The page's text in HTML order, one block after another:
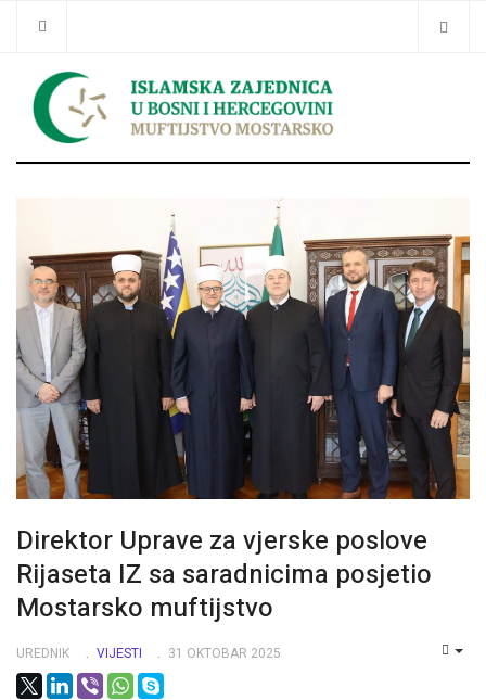
Traži
Direktor Uprave za vjerske poslove
Rijaseta IZ sa saradnicima posjetio
Mostarsko muftijstvo
UREDNIK VIJESTI 31 OKTOBAR 2025